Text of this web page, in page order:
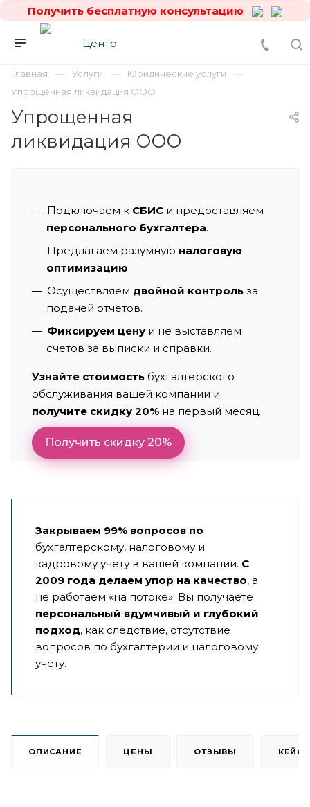
Получить бесплатную консультацию
Главная Услуги
Юридические услуги
Упрощенная ликвидация ООО
Упрощенная
ликвидация ООО
Подключаем к СБИС и предоставляем
персонального бухгалтера.
Предлагаем разумную налоговую
оптимизацию.
Осуществляем двойной контроль за
подачей отчетов.
Фиксируем цену и не выставляем
счетов за выписки и справки.
Узнайте стоимость бухгалтерского
обслуживания вашей компании и
получите скидку 20% на первый месяц.
Получить скидку 20%
Закрываем 99% вопросов по
бухгалтерскому, налоговому и
кадровому учету в вашей компании. С
2009 года делаем упор на качество, а
не работаем «на потоке». Вы получаете
персональный вдумчивый и глубокий
подход, как следствие, отсутствие
вопросов по бухгалтерии и налоговому
учету.
ОПИСАНИЕ ЦЕНЫ ОТЗЫВЫ